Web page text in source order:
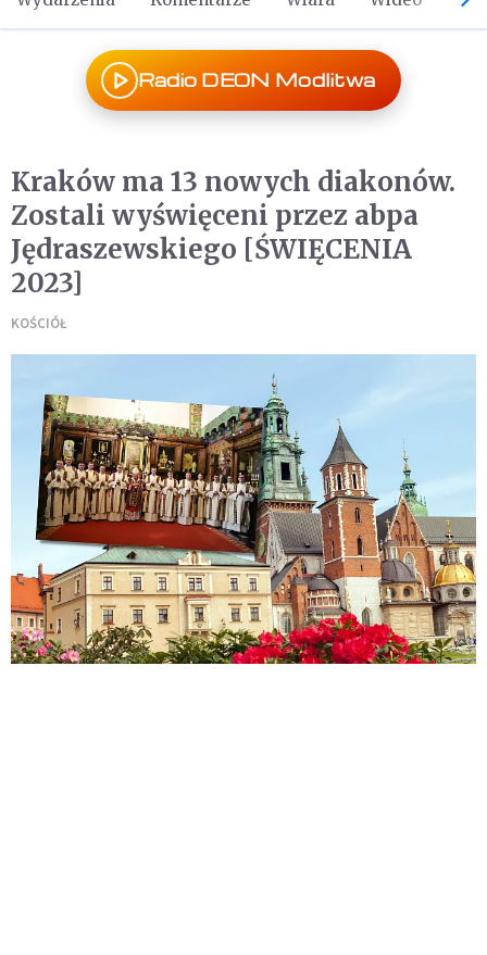
Radio DEON Modlitwa
Kraków ma 13 nowych diakonów.
Zostali wyświęceni przez abpa
Jędraszewskiego [ŚWIĘCENIA
2023]
KOŚCIÓŁ